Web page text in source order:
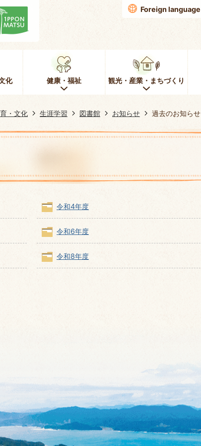
Foreign language
化 健康・福祉 観光・産業・まちづくり
・文化 生涯学習 図書館 お知らせ 過去のお知らせ
令和4年度
令和6年度
令和8年度